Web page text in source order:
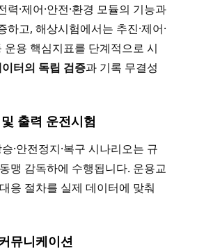
·제어·안전·환경 모듈의 기능과
하고, 해상시험에서는 추진·제어·
운용 핵심지표를 단계적으로 시
터의 독립 검증과 기록 무결성
출력 운전시험
·안전정지·복구 시나리오는 규
맹 감독하에 수행됩니다. 운용교
응 절차를 실제 데이터에 맞춰
뮤니케이션